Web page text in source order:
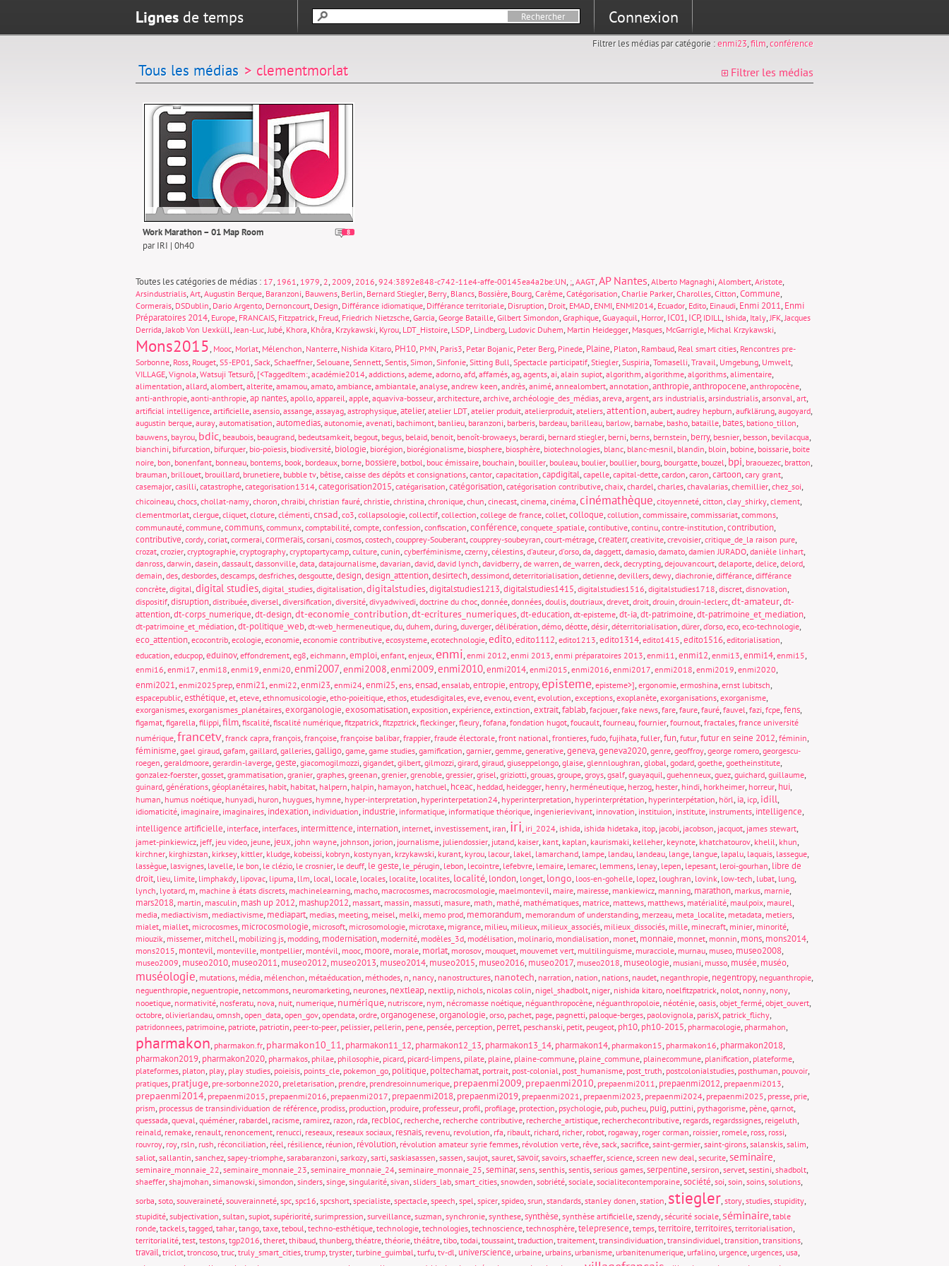
Lignes de temps Connexion
Filtrer les médias par catégorie :enmi23,film,conférence
Tous les médias > clementmorlat Filtrer les médias
8
Work Marathon – 01 Map Room
par IRI | 0h40
Toutes les catégories de médias : 17, 1961, 1979, 2, 2009, 2016, 924:3892e848-c742-11e4-affe-00145ea4a2be:UN, ;, AAGT,AP Nantes, Alberto Magnaghi, Alombert, Aristote,
Arsindustrialis, Art, Augustin Berque, Baranzoni, Bauwens, Berlin, Bernard Stiegler, Berry, Blancs, Bossière, Bourg, Carême, Catégorisation, Charlie Parker, Charolles, Citton,Commune,
Cormerais, DSDublin, Dario Argento, Dernoncourt, Design, Différance idiomatique, Différance territoriale, Disruption, Droit, EMAD, ENMI, ENMI2014, Ecuador, Edito, Einaudi, Enmi 2011, Enmi
Préparatoires 2014, Europe, FRANCAIS, Fitzpatrick, Freud, Friedrich Nietzsche, Garcia, George Bataille, Gilbert Simondon, Graphique, Guayaquil, Horror, IC01, ICP, IDILL, Ishida, Italy,JFK,Jacques
Derrida,Jakob Von Uexküll,Jean-Luc,Jubé, Khora, Khôra, Krzykawski, Kyrou, LDT_Histoire, LSDP, Lindberg, Ludovic Duhem, Martin Heidegger, Masques, McGarrigle, Michal Krzykawski,
Mons2015, Mooc, Morlat, Mélenchon, Nanterre, Nishida Kitaro, PH10, PMN, Paris3, Petar Bojanic, Peter Berg, Pinede, Plaine, Platon, Rambaud, Real smart cities, Rencontres pre-
Sorbonne, Ross, Rouget, S5-EP01, Sack, Schaeffner, Selouane, Sennett, Sentis, Simon, Sinfonie, Sitting Bull, Spectacle participatif, Stiegler, Suspiria, Tomaselli, Travail, Umgebung, Umwelt,
VILLAGE, Vignola, Watsuji Tetsurō, [<TaggedItem:, académie2014, addictions, ademe, adorno, afd, affamés, ag, agents, ai, alain supiot, algorithm, algorithme, algorithms, alimentaire,
alimentation, allard, alombert, alterite, amamou, amato, ambiance, ambiantale, analyse, andrew keen, andrès, animé, annealombert, annotation,anthropie,anthropocene, anthropocène,
anti-anthropie, aonti-anthropie,ap nantes, apollo, appareil, apple, aquaviva-bosseur, architecture, archive, archéologie_des_médias, areva, argent, ars industrialis, arsindustrialis, arsonval, art,
artificial intelligence, artificielle, asensio, assange, assayag, astrophysique,atelier, atelier LDT, atelier produit, atelierproduit, ateliers,attention, aubert, audrey hepburn, aufklärung, augoyard,
augustin berque, auray, automatisation,automedias, autonomie, avenati, bachimont, banlieu, baranzoni, barberis, bardeau, barilleau, barlow, barnabe, basho, bataille, bates, bationo_tillon,
bauwens, bayrou, bdic, beaubois, beaugrand, bedeutsamkeit, begout, begus, belaid, benoit, benoît-browaeys, berardi, bernard stiegler, berni, berns, bernstein, berry, besnier, besson, bevilacqua,
bianchini, bifurcation, bifurquer, bio-poïesis, biodiversité, biologie, biorégion, biorégionalisme, biosphere, biosphère, biotechnologies, blanc, blanc-mesnil, blandin, bloin, bobine, boissarie, boite
noire, bon, bonenfant, bonneau, bontems, book, bordeaux, borne, bossiere, botbol, bouc émissaire, bouchain, bouiller, bouleau, boulier, boullier, bourg, bourgatte, bouzel, bpi, braouezec, bratton,
brauman, brillouet, brouillard, brunetiere, bubble tv, bêtise, caisse des dépôts et consignations, cantor, capacitation,capdigital, capelle, capital-dette, cardon, caron,cartoon, cary grant,
casemajor, casilli, catastrophe, categorisation1314,categorisation2015, catégarisation,catégorisation, catégorisation contributive, chaix, chardel, charles, chavalarias, chemillier, chez_soi,
chicoineau, chocs, chollat-namy, choron, chraibi, christian fauré, christie, christina, chronique, chun, cinecast, cinema, cinéma,cinémathèque, citoyenneté, citton, clay_shirky, clement,
clementmorlat, clergue, cliquet, cloture, clémenti,cnsad, co3, collapsologie, collectif, collection, college de france, collet,colloque, collution, commissaire, commissariat, commons,
communauté, commune,communs, communx, comptabilité, compte, confession, confiscation,conférence, conquete_spatiale, contibutive, continu, contre-institution,contribution,
contributive, cordy, coriat, cormerai,cormerais, corsani, cosmos, costech, coupprey-Souberant, coupprey-soubeyran, court-métrage,createrr, creativite, crevoisier, critique_de_la raison pure,
crozat, crozier, cryptographie, cryptography, cryptopartycamp, culture, cunin, cyberféminisme, czerny, célestins, d'auteur, d'orso, da, daggett, damasio, damato, damien JURADO, danièle linhart,
danross, darwin, dasein, dassault, dassonville, data, datajournalisme, davarian, david, david lynch, davidberry, de warren, de_warren, deck, decrypting, dejouvancourt, delaporte, delice, delord,
demain, des, desbordes, descamps, desfriches, desgoutte,design,design_attention,desirtech, dessimond, deterritorialisation, detienne, devillers, dewy, diachronie, différance, différance
concrète, digital,digital studies, digital_studies, digitalisation,digitalstudies,digitalstudies1213,digitalstudies1415, digitalstudies1516, digitalstudies1718, discret, disnovation,
dispositif,disruption, distribuée, diversel, diversification, diversité, divyadwivedi, doctrine du choc, donnée, données, doulis, doutriaux, drevet, droit, drouin, drouin-leclerc,dt-amateur,dt-
attention,dt-corps_numerique,dt-design,dt-economie_contribution,dt-ecritures_numeriques,dt-education, dt-episteme,dt-ia,dt-patrimoine,dt-patrimoine_et_mediation,
dt-patrimoine_et_médiation,dt-politique_web, dt-web_hermeneutique, du, duhem, during, duverger, délibération, démo, déotte, désir, déterritorialisation, dürer, d’orso, eco, eco-technologie,
eco_attention, ecocontrib, ecologie, economie, economie contributive, ecosysteme, ecotechnologie,edito,edito1112, edito1213,edito1314, edito1415,edito1516, editorialisation,
education, educpop,eduinov, effondrement, eg8, eichmann,emploi, enfant, enjeux, enmi, enmi 2012, enmi 2013, enmi préparatoires 2013, enmi11,enmi12, enmi13,enmi14, enmi15,
enmi16, enmi17, enmi18, enmi19, enmi20,enmi2007,enmi2008,enmi2009,enmi2010,enmi2014, enmi2015, enmi2016, enmi2017, enmi2018, enmi2019, enmi2020,
enmi2021, enmi2025prep,enmi21, enmi22,enmi23, enmi24,enmi25, ens,ensad, ensalab,entropie,entropy, episteme, episteme>], ergonomie, ermoshina, ernst lubitsch,
espacepublic,esthétique, et, eteve, ethnomusicologie, etho-poieitique, ethos, etudesdigitales, eve, evenou, event, evolution, exceptions, exoplanète, exorganisations, exorganisme,
exorganismes, exorganismes_planétaires,exorganologie,exosomatisation, exposition, expérience, extinction,extrait,fablab, facjouer, fake news, fare, faure, fauré, fauvel, fazi, fcpe,fens,
figamat, figarella, filippi,film, fiscalité, fiscalité numérique, fitzpatrick, fitzpztrick, fleckinger, fleury, fofana, fondation hugot, foucault, fourneau, fournier, fournout, fractales, france université
numérique,francetv, franck capra, françois, françoise, françoise balibar, frappier, fraude électorale, front national, frontieres, fudo, fujihata, fuller,fun, futur,futur en seine 2012, féminin,
féminisme, gael giraud, gafam, gaillard, galleries,galligo, game, game studies, gamification, garnier, gemme, generative,geneva,geneva2020, genre, geoffroy, george romero, georgescu-
roegen, geraldmoore, gerardin-laverge,geste, giacomogilmozzi, gigandet, gilbert, gilmozzi, girard, giraud, giuseppelongo, glaise, glennloughran, global, godard, goethe, goetheinstitute,
gonzalez-foerster, gosset, grammatisation, granier, graphes, greenan, grenier, grenoble, gressier, grisel, griziotti, grouas, groupe, groys, gsalf, guayaquil, guehenneux, guez, guichard, guillaume,
guinard, générations, géoplanétaires, habit, habitat, halpern, halpin, hamayon, hatchuel, hceac, heddad, heidegger, henry, herméneutique, herzog, hester, hindi, horkheimer, horreur, hui,
human, humus noétique, hunyadi, huron, huygues, hymne, hyper-interpretation, hyperinterpetation24, hyperinterpretation, hyperinterprétation, hyperinterpétation, hörl, ia, icp, idill,
idiomaticité, imaginaire, imaginaires, indexation, individuation, industrie, informatique, informatique théorique, ingenierievivant, innovation, instituion, institute, instruments, intelligence,
intelligence artificielle, interface, interfaces, intermittence, internation, internet, investissement, iran, iri, iri_2024, ishida, ishida hidetaka, itop, jacobi, jacobson, jacquot, james stewart,
jamet-pinkiewicz, jeff, jeu video, jeune, jeux, john wayne, johnson, jorion, journalisme, juliendossier, jutand, kaiser, kant, kaplan, kaurismaki, kelleher, keynote, khatchatourov, khelil, khun,
kirchner, kirghizstan, kirksey, kittler, kludge, kobeissi, kobryn, kostynyan, krzykawski, kurant, kyrou, lacour, lakel, lamarchand, lampe, landau, landeau, lange, langue, lapalu, laquais, lassegue,
lassègue, lasvignes, lavelle, le bon, le clézio, le crosnier, le deuff, le geste, le_pérugin, lebon, lecointre, lefebvre, lemaire, lemarec, lemmens, lenay, lepen, lepesant, leroi-gourhan, libre de
droit, lieu, limite, limphakdy, lipovac, lipuma, llm, local, locale, locales, localite, localites, localité, london, longet, longo, loos-en-gohelle, lopez, loughran, lovink, low-tech, lubat, lung,
lynch, lyotard, m, machine à états discrets, machinelearning, macho, macrocosmes, macrocosmologie, maelmontevil, maire, mairesse, mankiewicz, manning, marathon, markus, marnie,
mars2018, martin, masculin, mash up 2012, mashup2012, massart, massin, massuti, masure, math, mathé, mathématiques, matrice, mattews, matthews, matérialité, maulpoix, maurel,
media, mediactivism, mediactivisme, mediapart, medias, meeting, meisel, melki, memo prod, memorandum, memorandum of understanding, merzeau, meta_localite, metadata, metiers,
mialet, miallet, microcosmes, microcosmologie, microsoft, microsomologie, microtaxe, migrance, milieu, milieux, milieux_associés, milieux_dissociés, mille, minecraft, minier, minorité,
miouzik, missemer, mitchell, mobilizing.js, modding, modernisation, modernité, modèles_3d, modélisation, molinario, mondialisation, monet, monnaie, monnet, monnin, mons, mons2014,
mons2015, montevil, monteville, montpellier, montévil, mooc, moore, morale, morlat, morosov, mouquet, mouvemet vert, multilinguisme, muracciole, murnau, museo, museo2008,
museo2009, museo2010, museo2011, museo2012, museo2013, museo2014, museo2015, museo2016, museo2017, museo2018, museologie, musiani, musso, musée, muséo,
muséologie, mutations, média, mélenchon, métaéducation, méthodes, n, nancy, nanostructures, nanotech, narration, nation, nations, naudet, neganthropie, negentropy, neguanthropie,
neguenthropie, neguentropie, netcommons, neuromarketing, neurones, nextleap, nextlip, nichols, nicolas colin, nigel_shadbolt, niger, nishida kitaro, noelfitzpatrick, nolot, nonny, nony,
nooetique, normativité, nosferatu, nova, nuit, numerique, numérique, nutriscore, nym, nécromasse noétique, néguanthropocène, néguanthropoloie, néoténie, oasis, objet_fermé, objet_ouvert,
octobre, olivierlandau, omnsh, open_data, open_gov, opendata, ordre,organogenese,organologie, orso, pachet, page, pagnetti, paloque-berges, paolovignola, parisX, patrick_flichy,
patridonnees, patrimoine, patriote, patriotin, peer-to-peer, pelissier, pellerin, pene, pensée, perception, perret, peschanski, petit, peugeot, ph10, ph10-2015, pharmacologie, pharmahon,
pharmakon, pharmakon.fr, pharmakon10_11, pharmakon11_12, pharmakon12_13, pharmakon13_14, pharmakon14, pharmakon15, pharmakon16, pharmakon2018,
pharmakon2019, pharmakon2020, pharmakos, philae, philosophie, picard, picard-limpens, pilate, plaine, plaine-commune, plaine_commune, plainecommune, planification, plateforme,
plateformes, platon, play, play studies, poieisis, points_cle, pokemon_go, politique, poltechamat, portrait, post-colonial, post_humanisme, post_truth, postcolonialstudies, posthuman, pouvoir,
pratiques, pratjuge, pre-sorbonne2020, preletarisation, prendre, prendresoinnumerique, prepaenmi2009, prepaenmi2010, prepaenmi2011, prepaenmi2012, prepaenmi2013,
prepaenmi2014, prepaenmi2015, prepaenmi2016, prepaenmi2017, prepaenmi2018, prepaenmi2019, prepaenmi2021, prepaenmi2023, prepaenmi2024, prepaenmi2025, presse, prie,
prism, processus de transindividuation de référence, prodiss, production, produire, professeur, profil, profilage, protection, psychologie, pub, pucheu, puig, puttini, pythagorisme, pène, qarnot,
quessada, queval, quéméner, rabardel, racisme, ramirez, razon, rda, recbloc, recherche, recherche contributive, recherche_artistique, recherchecontributive, regards, regardssignes, reigeluth,
reinald, remake, renault, renoncement, renucci, reseaux, reseaux sociaux, resnais, revenu, revolution, rfa, ribault, richard, richer, robot, rogaway, roger corman, roissier, romele, ross, rossi,
rouvroy, roy, rsln, rush, réconciliation, réel, résilience, réunion, révolution, révolution amateur syrie femmes, révolution verte, rêve, sack, sacrifice, saint-germier, saint-girons, salanskis, salim,
saliot, sallantin, sanchez, sapey-triomphe, sarabaranzoni, sarkozy, sarti, saskiasassen, sassen, saujot, sauret,savoir, savoirs, schaeffer, science, screen new deal, securite,seminaire,
seminaire_monnaie_22, seminaire_monnaie_23, seminaire_monnaie_24, seminaire_monnaie_25,seminar, sens, senthis, sentis, serious games,serpentine, sersiron, servet, sestini, shadbolt,
shaeffer, shajmohan, simanowski, simondon, sinders, singe, singularité, sivan, sliders_lab, smart_cities, snowden, sobriété, sociale, socialitecontemporaine,société, soi, soin, soins, solutions,
sorba, soto, souveraineté, souverainneté, spc, spc16, spcshort, specialiste, spectacle, speech, spel, spicer, spideo, srun, standards, stanley donen, station, stiegler, story, studies, stupidity,
stupidité, subjectivation, sultan, supiot, supériorité, surimpression, surveillance, suzman, synchronie, synthese,synthèse, synthèse artificielle, szendy, sécurité sociale,séminaire, table
ronde, tackels, tagged, tahar, tango, taxe, teboul, techno-esthétique, technologie, technologies, technoscience, technosphère,telepresence, temps,territoire,territoires, territorialisation,
territorialité, test, testons, tgp2016, theret, thibaud, thunberg, théatre, théorie, théâtre, tibo, todai, toussaint, traduction, traitement, transindividuation, transindividuel, transition, transitions,
travail, triclot, troncoso, truc, truly_smart_cities, trump, tryster, turbine_guimbal, turfu, tv-dl, universcience, urbaine, urbains, urbanisme, urbanitenumerique, urfalino, urgence, urgences, usa,